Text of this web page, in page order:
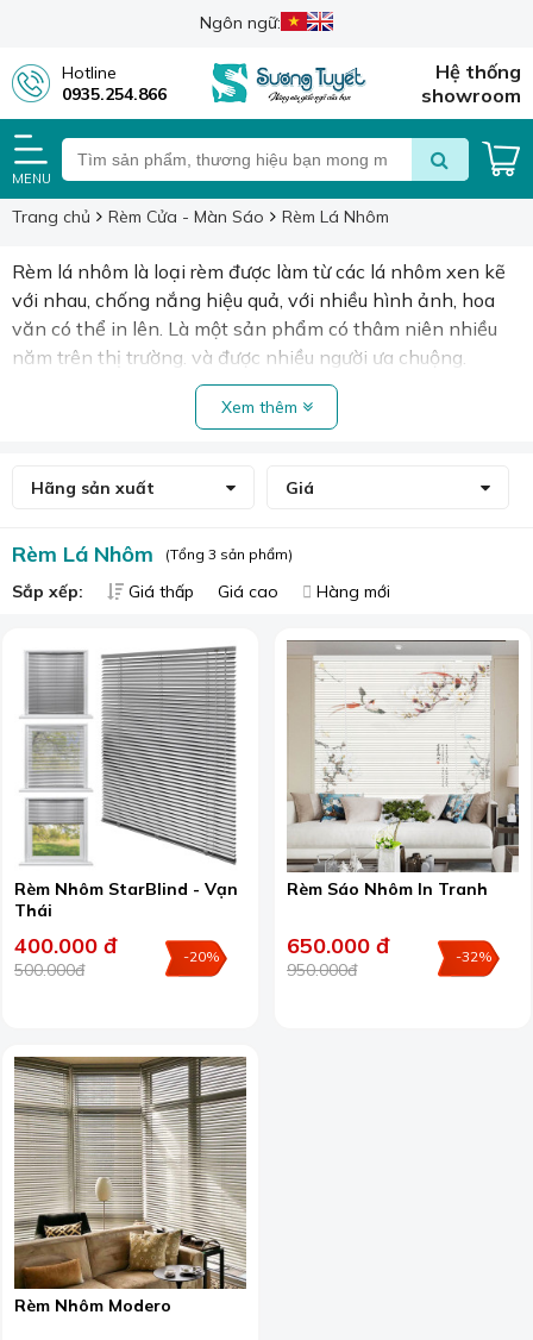
Ngôn ngữ:
Hotline
0935.254.866
Hệ thống
showroom
MENU
Trang chủ Rèm Cửa - Màn Sáo Rèm Lá Nhôm
Rèm lá nhôm là loại rèm được làm từ các lá nhôm xen kẽ
với nhau, chống nắng hiệu quả, với nhiều hình ảnh, hoa
văn có thể in lên. Là một sản phẩm có thâm niên nhiều
năm trên thị trường. và được nhiều người ưa chuộng.
Xem thêm
Hãng sản xuất Giá
Rèm Lá Nhôm (Tổng 3 sản phẩm)
Sắp xếp: Giá thấp Giá cao Hàng mới
Rèm Nhôm StarBlind - Vạn
Thái
400.000 đ
500.000đ
-20%
Rèm Sáo Nhôm In Tranh
650.000 đ
950.000đ
-32%
Rèm Nhôm Modero